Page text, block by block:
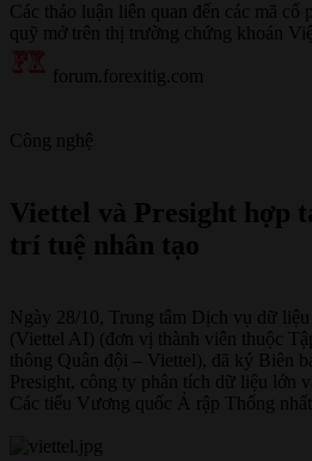
Các thảo luận liên quan đến các mã cổ
quỹ mở trên thị trường chứng khoán
forum.forexitig.com
Công nghệ
Viettel và Presight hợp
trí tuệ nhân tạo​
Ngày 28/10, Trung tâm Dịch vụ dữ liệu
(Viettel AI) (đơn vị thành viên thuộc
thông Quân đội – Viettel), đã ký Biên
Presight, công ty phân tích dữ liệu lớn
Các tiểu Vương quốc Ả rập Thống